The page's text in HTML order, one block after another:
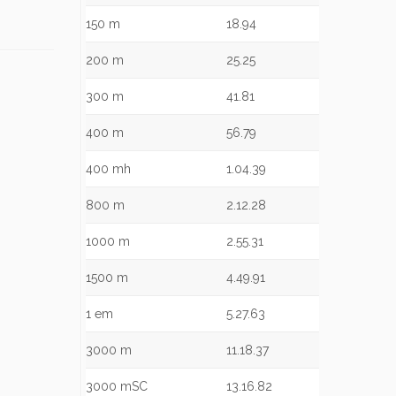
150 m 18.94
200 m 25.25
300 m 41.81
400 m 56.79
400 mh 1.04.39
800 m 2.12.28
1000 m 2.55.31
1500 m 4.49.91
1 em 5.27.63
3000 m 11.18.37
3000 mSC 13.16.82